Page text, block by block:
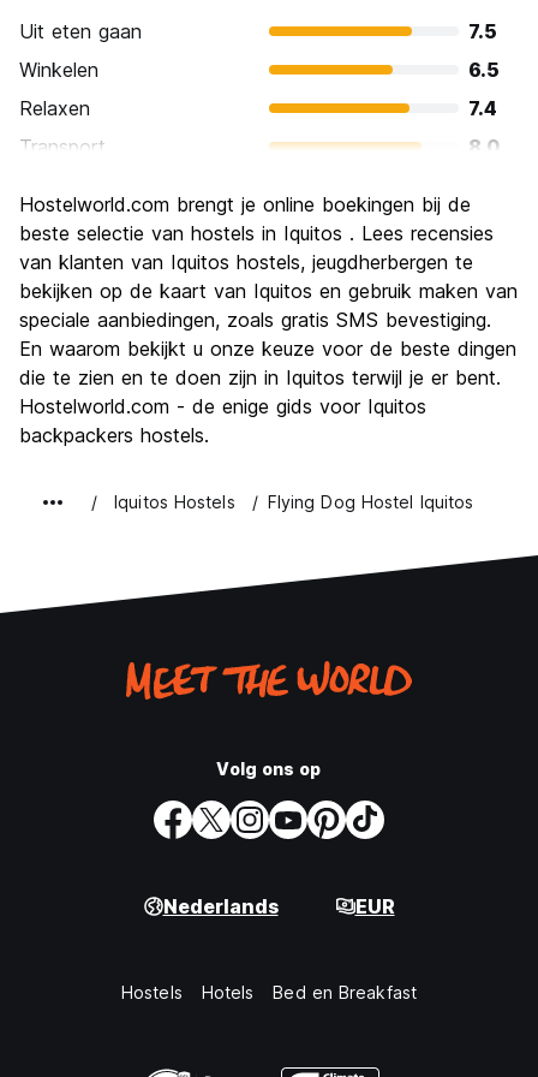
Uit eten gaan
7.5
Winkelen
6.5
Relaxen
7.4
Transport
8.0
Cultuur
8.2
Uitgaan
6.6
Waarde voor uw geld
7.8
Hostelworld.com brengt je online boekingen bij de
beste selectie van hostels in Iquitos . Lees recensies
van klanten van Iquitos hostels, jeugdherbergen te
bekijken op de kaart van Iquitos en gebruik maken van
speciale aanbiedingen, zoals gratis SMS bevestiging.
En waarom bekijkt u onze keuze voor de beste dingen
die te zien en te doen zijn in Iquitos terwijl je er bent.
Hostelworld.com - de enige gids voor Iquitos
backpackers hostels.
Iquitos Hostels Flying Dog Hostel Iquitos
Volg ons op
Nederlands EUR
Hostels Hotels Bed en Breakfast